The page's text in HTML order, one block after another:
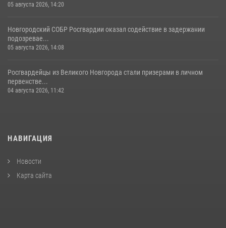
05 августа 2026, 14:20
Новгородский СОБР Росгвардии оказал содействие в задержании
подозревае...
05 августа 2026, 14:08
Росгвардейцы из Великого Новгорода стали призерами в личном
первенстве...
04 августа 2026, 11:42
НАВИГАЦИЯ
Новости
Карта сайта